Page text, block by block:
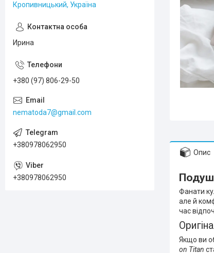
Опис
Фанати
але й
час
Якщо ви
on Titan
Кропивницький, Україна
Ирина
+380 (97) 806-29-50
nematoda7@gmail.com
+380978062950
+380978062950